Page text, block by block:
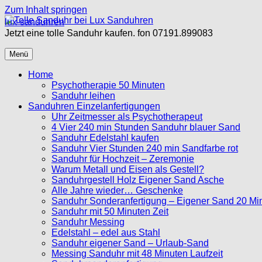
Zum Inhalt springen
lux-sanduhren
Jetzt eine tolle Sanduhr kaufen. fon 07191.899083
Menü
Home
Psychotherapie 50 Minuten
Sanduhr leihen
Sanduhren Einzelanfertigungen
Uhr Zeitmesser als Psychotherapeut
4 Vier 240 min Stunden Sanduhr blauer Sand
Sanduhr Edelstahl kaufen
Sanduhr Vier Stunden 240 min Sandfarbe rot
Sanduhr für Hochzeit – Zeremonie
Warum Metall und Eisen als Gestell?
Sanduhrgestell Holz Eigener Sand Asche
Alle Jahre wieder… Geschenke
Sanduhr Sonderanfertigung – Eigener Sand 20
Sanduhr mit 50 Minuten Zeit
Sanduhr Messing
Edelstahl – edel aus Stahl
Sanduhr eigener Sand – Urlaub-Sand
Messing Sanduhr mit 48 Minuten Laufzeit